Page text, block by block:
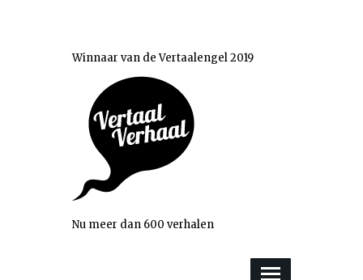
Winnaar van de Vertaalengel 2019
Nu meer dan 600 verhalen